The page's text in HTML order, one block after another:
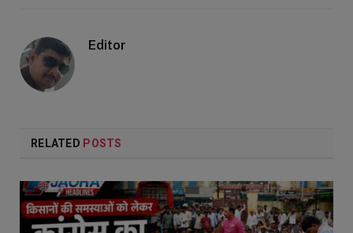
Editor
RELATED POSTS